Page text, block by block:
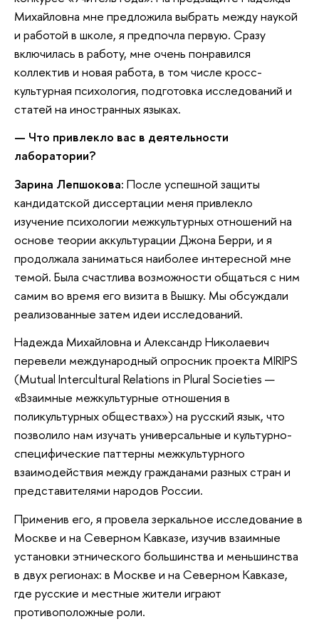
Михайловна мне предложила выбрать между наукой
и работой в школе, я предпочла первую. Сразу
включилась в работу, мне очень понравился
коллектив и новая работа, в том числе кросс-
культурная психология, подготовка исследований и
статей на иностранных языках.
— Что привлекло вас в деятельности
лаборатории?
Зарина Лепшокова: После успешной защиты
кандидатской диссертации меня привлекло
изучение психологии межкультурных отношений на
основе теории аккультурации Джона Берри, и я
продолжала заниматься наиболее интересной мне
темой. Была счастлива возможности общаться с ним
самим во время его визита в Вышку. Мы обсуждали
реализованные затем идеи исследований.
Надежда Михайловна и Александр Николаевич
перевели международный опросник проекта MIRIPS
(Mutual Intercultural Relations in Plural Societies —
«Взаимные межкультурные отношения в
поликультурных обществах») на русский язык, что
позволило нам изучать универсальные и культурно-
специфические паттерны межкультурного
взаимодействия между гражданами разных стран и
представителями народов России.
Применив его, я провела зеркальное исследование в
Москве и на Северном Кавказе, изучив взаимные
установки этнического большинства и меньшинства
в двух регионах: в Москве и на Северном Кавказе,
где русские и местные жители играют
противоположные роли.